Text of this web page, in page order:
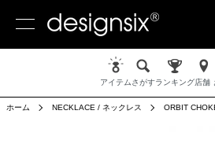
アイテムさがすランキング店舗
ホーム NECKLACE / ネックレス ORBIT